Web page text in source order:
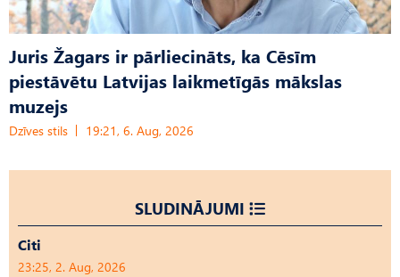
Juris Žagars ir pārliecināts, ka Cēsīm
piestāvētu Latvijas laikmetīgās mākslas
muzejs
Dzīves stils 19:21, 6. Aug, 2026
SLUDINĀJUMI
Citi
23:25, 2. Aug, 2026